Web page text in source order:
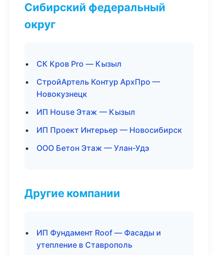
Сибирский федеральный
округ
СК Кров Pro — Кызыл
СтройАртель Контур АрхПро —
Новокузнецк
ИП House Этаж — Кызыл
ИП Проект Интерьер — Новосибирск
ООО Бетон Этаж — Улан-Удэ
Другие компании
ИП Фундамент Roof — Фасады и
утепление в Ставрополь